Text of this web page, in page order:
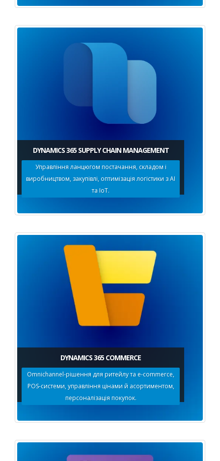
DYNAMICS 365 SUPPLY CHAIN MANAGEMENT
Управління ланцюгом постачання, складом і
виробництвом, закупівлі, оптимізація логістики з AI
та IoT.
DYNAMICS 365 COMMERCE
Omnichannel-рішення для ритейлу та e-commerce,
POS-системи, управління цінами й асортиментом,
персоналізація покупок.